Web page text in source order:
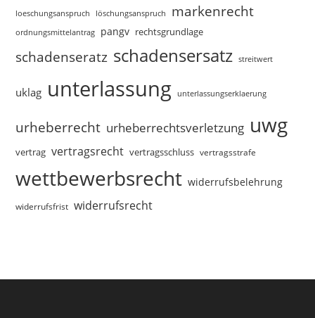
loeschungsanspruch löschungsanspruch markenrecht
ordnungsmittelantrag pangv rechtsgrundlage
schadenseratz schadensersatz streitwert
uklag unterlassung unterlassungserklaerung
urheberrecht urheberrechtsverletzung uwg
vertrag vertragsrecht vertragsschluss vertragsstrafe
wettbewerbsrecht widerrufsbelehrung
widerrufsfrist widerrufsrecht